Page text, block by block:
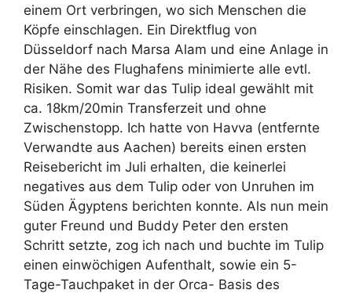
einem Ort verbringen, wo sich Menschen die
Köpfe einschlagen. Ein Direktflug von
Düsseldorf nach Marsa Alam und eine Anlage in
der Nähe des Flughafens minimierte alle evtl.
Risiken. Somit war das Tulip ideal gewählt mit
ca. 18km/20min Transferzeit und ohne
Zwischenstopp. Ich hatte von Havva (entfernte
Verwandte aus Aachen) bereits einen ersten
Reisebericht im Juli erhalten, die keinerlei
negatives aus dem Tulip oder von Unruhen im
Süden Ägyptens berichten konnte. Als nun mein
guter Freund und Buddy Peter den ersten
Schritt setzte, zog ich nach und buchte im Tulip
einen einwöchigen Aufenthalt, sowie ein 5-
Tage-Tauchpaket in der Orca- Basis des